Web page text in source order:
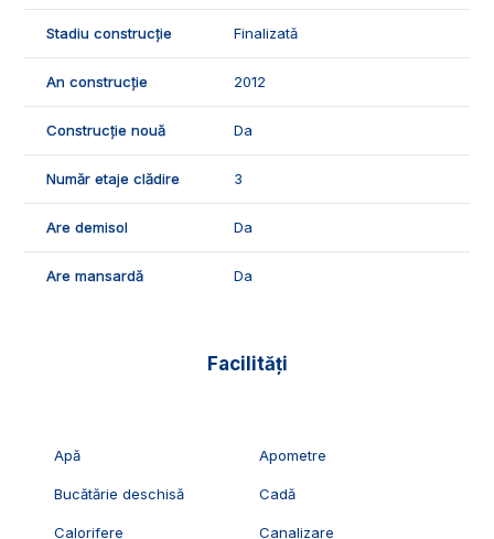
Stadiu construcție Finalizată
An construcție 2012
Construcție nouă Da
Număr etaje clădire 3
Are demisol Da
Are mansardă Da
Facilități
Apă Apometre
Bucătărie deschisă Cadă
Calorifere Canalizare